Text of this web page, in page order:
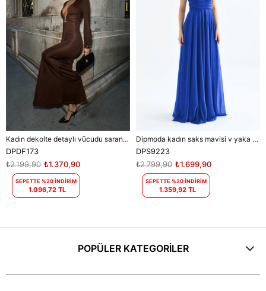
Kadın dekolte detaylı vücudu saran maxi elbise DPDF173
DPDF173
₺1.370,90
₺2.199,90
SEPETTE %20 İNDİRİM
1.096,72 TL
Dipmoda kadın saks mavisi v yaka simli tül abiye elbise DPS9223
DPS9223
₺1.699,90
₺2.799,90
SEPETTE %20 İNDİRİM
1.359,92 TL
POPÜLER KATEGORİLER